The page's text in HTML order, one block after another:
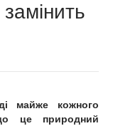
майже кожного
це природний